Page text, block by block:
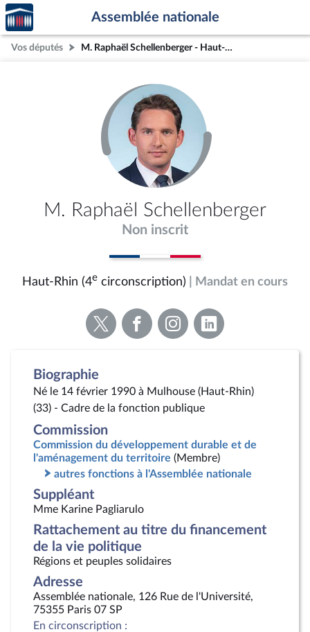
Aller au contenu
Aller en bas de la page
Accèder
à la
page
d'accueil
Assemblée nationale
Vos députés M. Raphaël Schellenberger - Haut-Rhin (4e circonscription)
M. Raphaël Schellenberger
Non inscrit
Haut-Rhin (4e circonscription) | Mandat en cours
Voir
la
Voir
la
Voir
la
Voir
la
Biographie
Né le 14 février 1990 à Mulhouse (Haut-Rhin)
(33) - Cadre de la fonction publique
Commission
Commission du développement durable et de
l'aménagement du territoire (Membre)
autres fonctions à l'Assemblée nationale
Suppléant
Mme Karine Pagliarulo
Rattachement au titre du financement
de la vie politique
Régions et peuples solidaires
Adresse
Assemblée nationale, 126 Rue de l'Université,
75355 Paris 07 SP
En circonscription :